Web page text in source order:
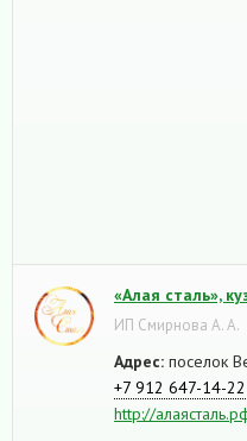
«Алая сталь»,
ИП Смирнова А. А.
Адрес: поселок
+7 912 647-14-22
http://